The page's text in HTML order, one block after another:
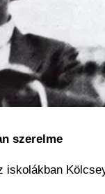
szerelme
iskolákban